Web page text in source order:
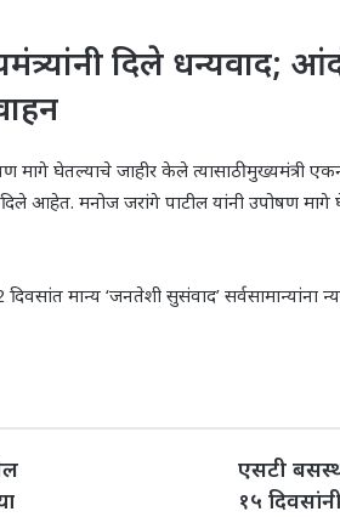
दिले धन्यवाद;
घेतल्याचे जाहीर केले त्यासाठी मुख्यमंत्री
आहेत. मनोज जरांगे पाटील यांनी उपोषण मागे
मान्य ‘जनतेशी सुसंवाद’ सर्वसामान्यांना
एसटी
१५